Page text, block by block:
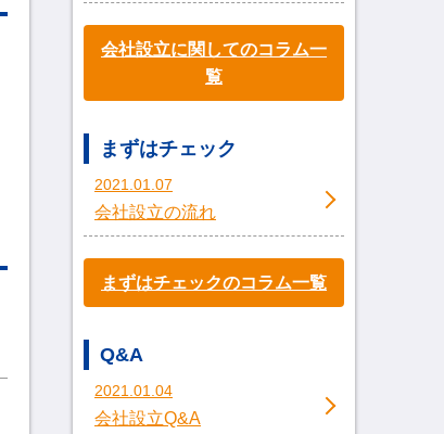
会社設立に関してのコラム一
覧
まずはチェック
2021.01.07
会社設立の流れ
まずはチェックのコラム一覧
Q&A
2021.01.04
会社設立Q&A